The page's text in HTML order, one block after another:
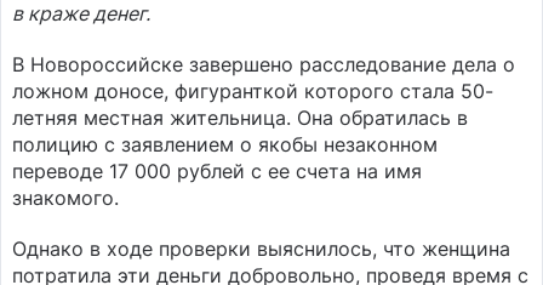
в краже денег.
В Новороссийске завершено расследование дела о
ложном доносе, фигуранткой которого стала 50-
летняя местная жительница. Она обратилась в
полицию с заявлением о якобы незаконном
переводе 17 000 рублей с ее счета на имя
знакомого.
Однако в ходе проверки выяснилось, что женщина
потратила эти деньги добровольно, проведя время с